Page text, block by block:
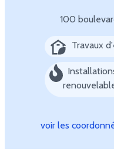
100
Travaux
voir les